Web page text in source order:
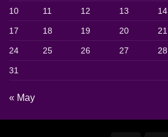
10 11 12 13 14
17 18 19 20 21
24 25 26 27 28
31
« May